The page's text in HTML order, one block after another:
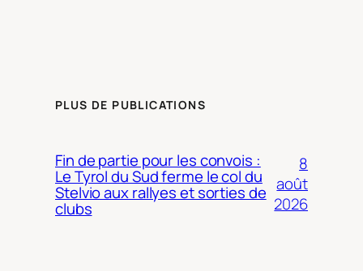
PLUS DE PUBLICATIONS
Fin de partie pour les convois :
Le Tyrol du Sud ferme le col du
Stelvio aux rallyes et sorties de
clubs
8
août
2026